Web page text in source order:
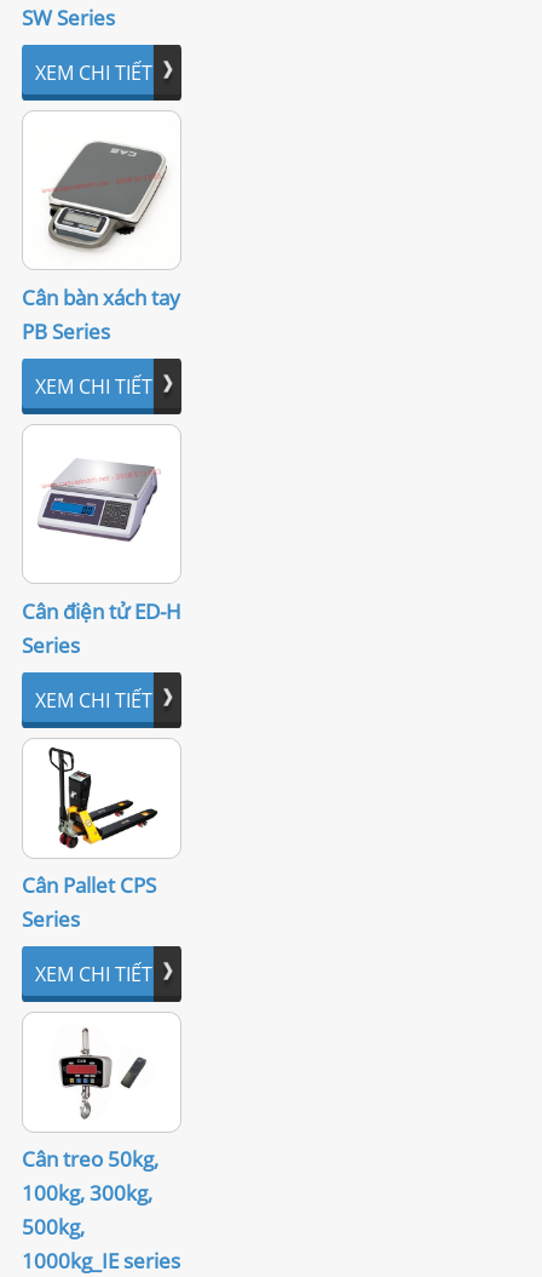
LIÊN HỆ
SW Series
XEM CHI TIẾT
Cân bàn xách tay
PB Series
XEM CHI TIẾT
Cân điện tử ED-H
Series
XEM CHI TIẾT
Cân Pallet CPS
Series
XEM CHI TIẾT
Cân treo 50kg,
100kg, 300kg,
500kg,
1000kg_IE series